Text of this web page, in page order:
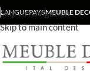
Skip to navigation
Skip to main content
LANGUEPAYSMEUBLE